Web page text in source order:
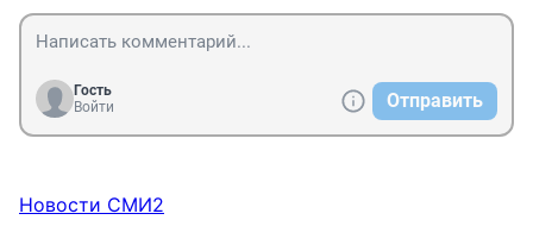
вторичке ,а долевки мало кто рискует сейчас брать.
Гость
Войти
Отправить
Новости СМИ2